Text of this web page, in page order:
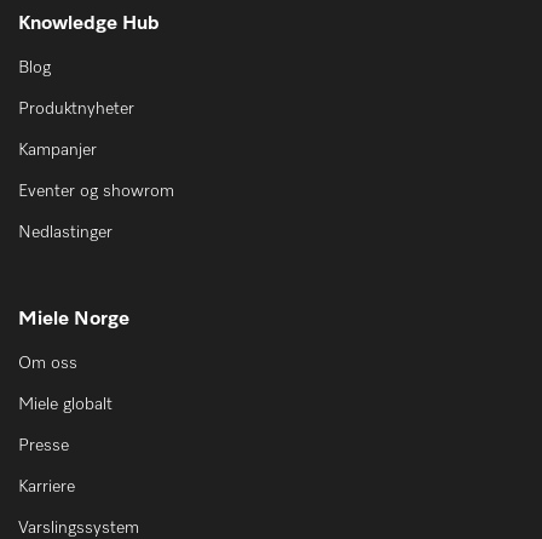
Knowledge Hub
Blog
Produktnyheter
Kampanjer
Eventer og showrom
Nedlastinger
Miele Norge
Om oss
Miele globalt
Presse
Karriere
Varslingssystem